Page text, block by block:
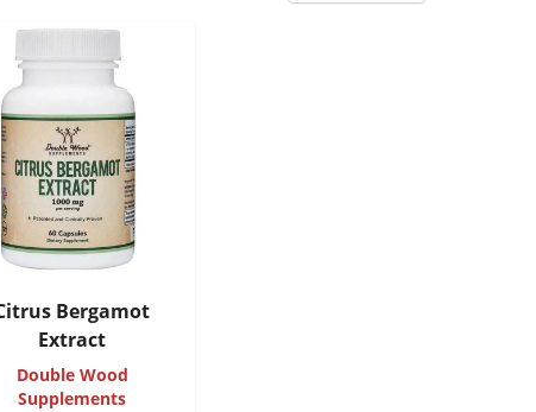
Bergamot
Extract
Double Wood
Supplements